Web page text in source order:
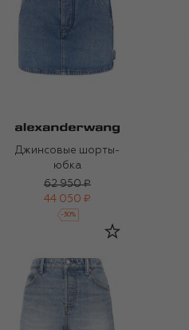
Джинсовые шорты-
юбка
62 950 ₽
44 050 ₽
-30%